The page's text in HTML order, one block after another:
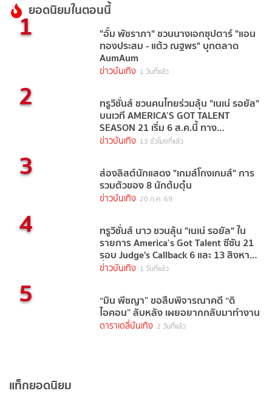
ยอดนิยมในตอนนี้
1 "อั้ม พัชราภา" ชวนนางเอกซุปตาร์ "แอน
ทองประสม - แต้ว ณฐพร" บุกตลาด
AumAum
ข่าวบันเทิง 1 วันที่แล้ว
2 ทรูวิชั่นส์ ชวนคนไทยร่วมลุ้น "เนเน่ รอยัล"
บนเวที AMERICA’S GOT TALENT
SEASON 21 เริ่ม 6 ส.ค.นี้ ทาง
TrueVisions NOW
ข่าวบันเทิง 13 ชั่วโมงที่แล้ว
3 ส่องลิสต์นักแสดง "เกมส์โกงเกมส์" การ
รวมตัวของ 8 นักต้มตุ๋น
ข่าวบันเทิง 20 ก.ค. 69
4 ทรูวิชั่นส์ นาว ชวนลุ้น "เนเน่ รอยัล" ใน
รายการ America’s Got Talent ซีซัน 21
รอบ Judge's Callback 6 และ 13 สิงหาคม
นี้
ข่าวบันเทิง 1 วันที่แล้ว
5 “มิน พีชญา” ขอสืบพิจารณาคดี “ดิ
ไอคอน” ลับหลัง เผยอยากกลับมาทำงาน
ดาราเดลี่บันเทิง 2 วันที่แล้ว
แท็กยอดนิยม